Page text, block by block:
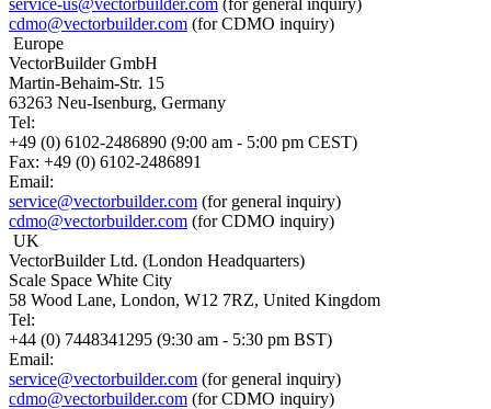
cdmo@vectorbuilder.com (for CDMO inquiry)
Europe
VectorBuilder GmbH
Martin-Behaim-Str. 15
63263 Neu-Isenburg, Germany
Tel:
+49 (0) 6102-2486890 (9:00 am - 5:00 pm CEST)
Fax: +49 (0) 6102-2486891
Email:
service@vectorbuilder.com (for general inquiry)
cdmo@vectorbuilder.com (for CDMO inquiry)
UK
VectorBuilder Ltd. (London Headquarters)
Scale Space White City
58 Wood Lane, London, W12 7RZ, United Kingdom
Tel:
+44 (0) 7448341295 (9:30 am - 5:30 pm BST)
Email:
service@vectorbuilder.com (for general inquiry)
cdmo@vectorbuilder.com (for CDMO inquiry)